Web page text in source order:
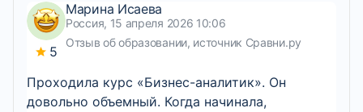
5
Марина Исаева
Россия, 15 апреля 2026 10:06
Отзыв об образовании, источник Сравни.ру
Проходила курс «Бизнес-аналитик». Он
довольно объемный. Когда начинала,